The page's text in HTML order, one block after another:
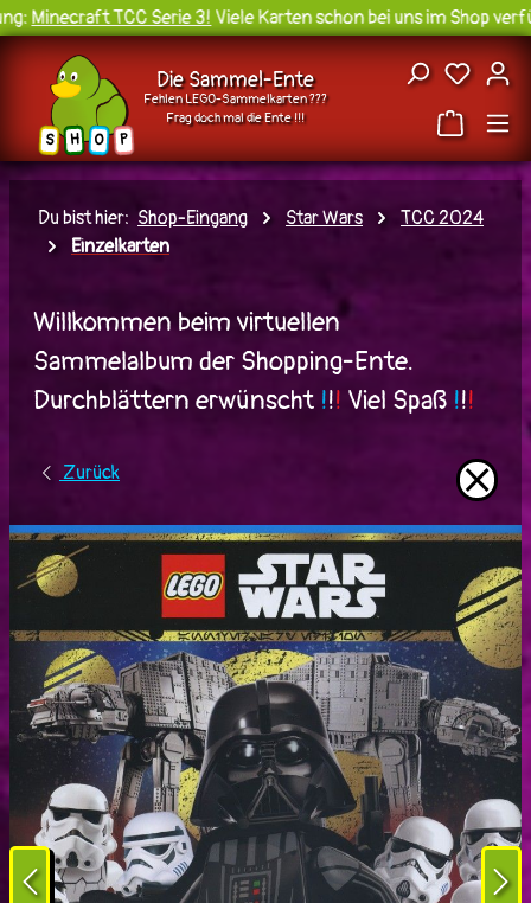
Zum Hauptinhalt springen
Minecraft TCC Serie 3!Viele Karten schon bei uns im Shop
S H O P
Die Sammel-Ente
Fehlen LEGO-Sammelkarten ???
Frag doch mal die Ente !!!
Du
Du bist hier: Shop-Eingang Star Wars
TCC 2024
Einzelkarten
Willkommen beim virtuellen
Sammelalbum der Shopping-Ente.
Durchblättern erwünscht !!! Viel Spaß !!!
Zurück ⨯